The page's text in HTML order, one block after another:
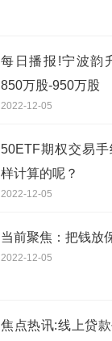
每日播报!宁波韵
850万股-950万股
2022-12-05
50ETF期权交易
样计算的呢？
2022-12-05
当前聚焦：把钱放
2022-12-05
焦点热讯:线上贷